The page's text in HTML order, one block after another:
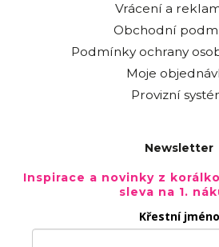
Vrácení a
Obchodní
Podmínky ochrany
Moje
Provizní
Newsletter
Inspirace a novinky z
sleva na 1.
Křestní jméno